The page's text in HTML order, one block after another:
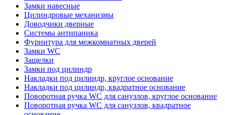
Замки навесные
Цилиндровые механизмы
Доводчики дверные
Системы антипаника
Фурнитура для межкомнатных дверей
Замки WC
Защелки
Замки под цилиндр
Накладки под цилиндр, круглое основание
Накладки под цилиндр, квадратное основание
Поворотная ручка WC для санузлов, круглое основание
Поворотная ручка WC для санузлов, квадратное